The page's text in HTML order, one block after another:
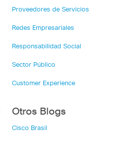
Proveedores de Servicios
Redes Empresariales
Responsabilidad Social
Sector Público
Customer Experience
Otros Blogs
Cisco Brasil